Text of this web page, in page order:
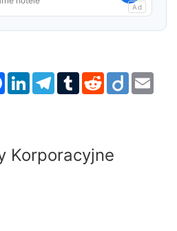
Ad
Facebook
LinkedInTelegram
TumblrRedditDiigo
Korporacyjne